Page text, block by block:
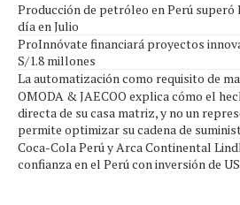
Producción de petróleo en Perú
día en Julio
ProInnóvate financiará proyectos
S/1.8 millones
La automatización como requisito de
OMODA & JAECOO explica cómo el
directa de su casa matriz, y no un
permite optimizar su cadena de
Coca-Cola Perú y Arca Continental
confianza en el Perú con inversión de